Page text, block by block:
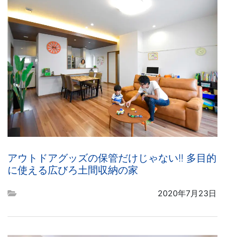
アウトドアグッズの保管だけじゃない!! 多目的
に使える広びろ土間収納の家
2020年7月23日